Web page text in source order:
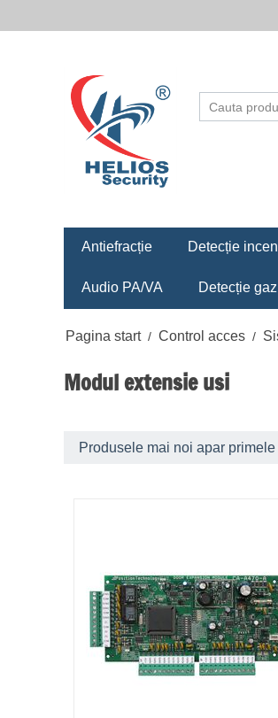
Antiefracție Detecție
Audio PA/VA Detecție gaz
Pagina start / Control acces /
Modul extensie usi
Produsele mai noi apar primele